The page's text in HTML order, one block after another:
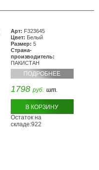
Арт: F323645
Цвет: Белый
Размер: 5
Страна-
производитель:
ПАКИСТАН
ПОДРОБНЕЕ
1798 руб. шт.
В КОРЗИНУ
Остаток на
складе:922